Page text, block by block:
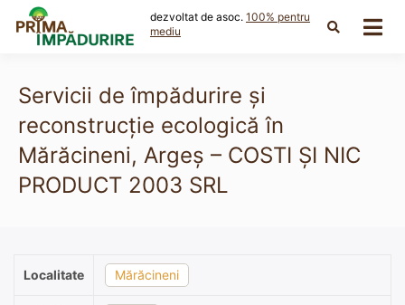
content
dezvoltat de asoc. 100% pentru
mediu
Servicii de împădurire și
reconstrucție ecologică în
Mărăcineni, Argeș – COSTI ȘI NIC
PRODUCT 2003 SRL
Localitate Mărăcineni